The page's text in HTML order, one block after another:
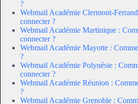
?
Webmail Académie Clermont-
connecter ?
Webmail Académie Martinique :
connecter ?
Webmail Académie Mayotte :
?
Webmail Académie Polynésie :
connecter ?
Webmail Académie Réunion :
?
Webmail Académie Grenoble :